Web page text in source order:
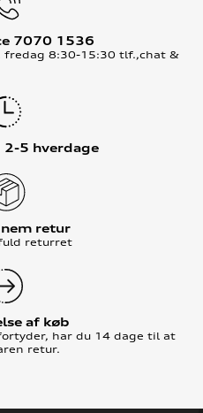
7070 1536
fredag 8:30-15:30 tlf.,chat &
5 hverdage
retur
returret
af køb
har du 14 dage til at
retur.